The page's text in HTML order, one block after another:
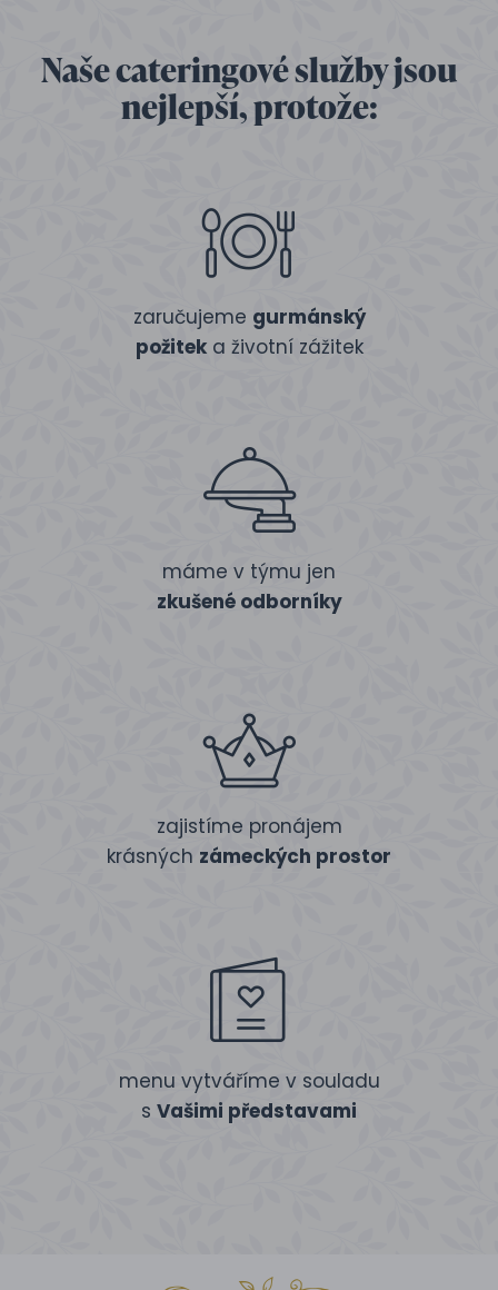
Naše cateringové služby jsou
nejlepší, protože:
zaručujeme gurmánský
požiteka životní zážitek
máme v týmu jen
zkušené odborníky
zajistíme pronájem
krásných zámeckých prostor
menu vytváříme v souladu
s Vašimi představami